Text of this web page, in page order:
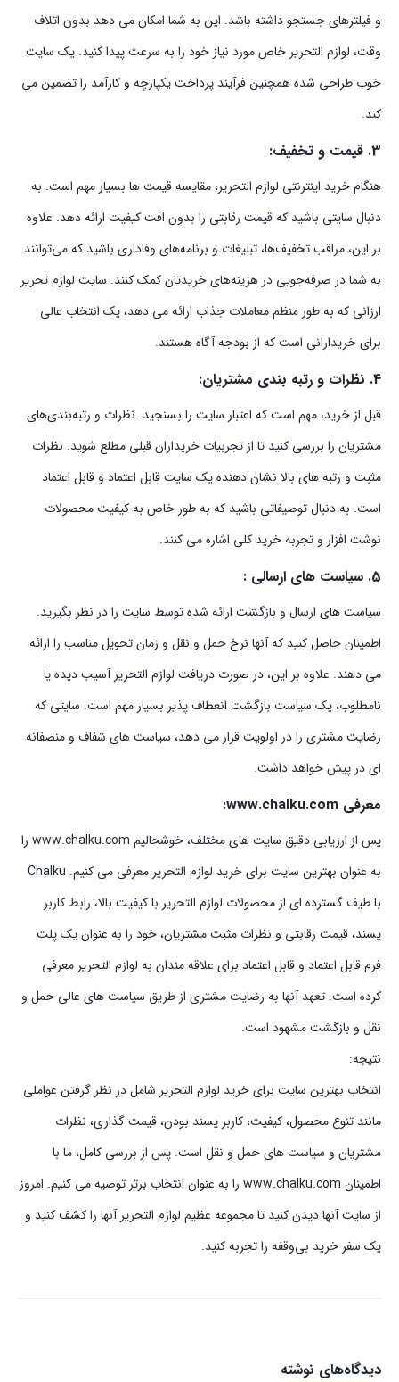
و فیلترهای جستجو داشته باشد. این به شما امکان می دهد بدون اتلاف
وقت، لوازم التحریر خاص مورد نیاز خود را به سرعت پیدا کنید. یک سایت
خوب طراحی شده همچنین فرآیند پرداخت یکپارچه و کارآمد را تضمین می
کند.
3. قیمت و تخفیف:
هنگام خرید اینترنتی لوازم التحریر، مقایسه قیمت ها بسیار مهم است. به
دنبال سایتی باشید که قیمت رقابتی را بدون افت کیفیت ارائه دهد. علاوه
بر این، مراقب تخفیف‌ها، تبلیغات و برنامه‌های وفاداری باشید که می‌توانند
به شما در صرفه‌جویی در هزینه‌های خریدتان کمک کنند. سایت لوازم تحریر
ارزانی که به طور منظم معاملات جذاب ارائه می دهد، یک انتخاب عالی
برای خریدارانی است که از بودجه آگاه هستند.
4. نظرات و رتبه بندی مشتریان:
قبل از خرید، مهم است که اعتبار سایت را بسنجید. نظرات و رتبه‌بندی‌های
مشتریان را بررسی کنید تا از تجربیات خریداران قبلی مطلع شوید. نظرات
مثبت و رتبه های بالا نشان دهنده یک سایت قابل اعتماد و قابل اعتماد
است. به دنبال توصیفاتی باشید که به طور خاص به کیفیت محصولات
نوشت افزار و تجربه خرید کلی اشاره می کنند.
5. سیاست های ارسالی :
سیاست های ارسال و بازگشت ارائه شده توسط سایت را در نظر بگیرید.
اطمینان حاصل کنید که آنها نرخ حمل و نقل و زمان تحویل مناسب را ارائه
می دهند. علاوه بر این، در صورت دریافت لوازم التحریر آسیب دیده یا
نامطلوب، یک سیاست بازگشت انعطاف پذیر بسیار مهم است. سایتی که
رضایت مشتری را در اولویت قرار می دهد، سیاست های شفاف و منصفانه
ای در پیش خواهد داشت.
معرفی www.chalku.com:
پس از ارزیابی دقیق سایت های مختلف، خوشحالیم www.chalku.com را
به عنوان بهترین سایت برای خرید لوازم التحریر معرفی می کنیم. Chalku
با طیف گسترده ای از محصولات لوازم التحریر با کیفیت بالا، رابط کاربر
پسند، قیمت رقابتی و نظرات مثبت مشتریان، خود را به عنوان یک پلت
فرم قابل اعتماد و قابل اعتماد برای علاقه مندان به لوازم التحریر معرفی
کرده است. تعهد آنها به رضایت مشتری از طریق سیاست های عالی حمل و
نقل و بازگشت مشهود است.
نتیجه:
انتخاب بهترین سایت برای خرید لوازم التحریر شامل در نظر گرفتن عواملی
مانند تنوع محصول، کیفیت، کاربر پسند بودن، قیمت گذاری، نظرات
مشتریان و سیاست های حمل و نقل است. پس از بررسی کامل، ما با
اطمینان www.chalku.com را به عنوان انتخاب برتر توصیه می کنیم. امروز
از سایت آنها دیدن کنید تا مجموعه عظیم لوازم التحریر آنها را کشف کنید و
یک سفر خرید بی‌وقفه را تجربه کنید.
دیدگاه‌های نوشته